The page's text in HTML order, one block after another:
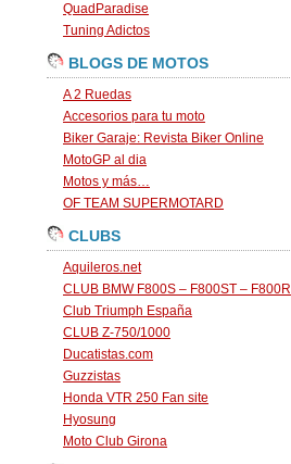
QuadParadise
Tuning Adictos
BLOGS DE MOTOS
A 2 Ruedas
Accesorios para tu moto
Biker Garaje: Revista Biker Online
MotoGP al dia
Motos y más…
OF TEAM SUPERMOTARD
CLUBS
Aquileros.net
CLUB BMW F800S – F800ST – F800R
Club Triumph España
CLUB Z-750/1000
Ducatistas.com
Guzzistas
Honda VTR 250 Fan site
Hyosung
Moto Club Girona